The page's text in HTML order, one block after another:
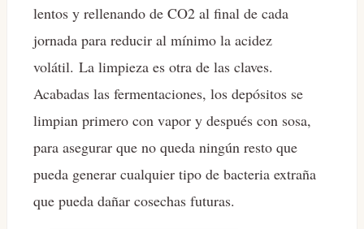
lentos y rellenando de CO2 al final de cada
jornada para reducir al mínimo la acidez
volátil. La limpieza es otra de las claves.
Acabadas las fermentaciones, los depósitos se
limpian primero con vapor y después con sosa,
para asegurar que no queda ningún resto que
pueda generar cualquier tipo de bacteria extraña
que pueda dañar cosechas futuras.